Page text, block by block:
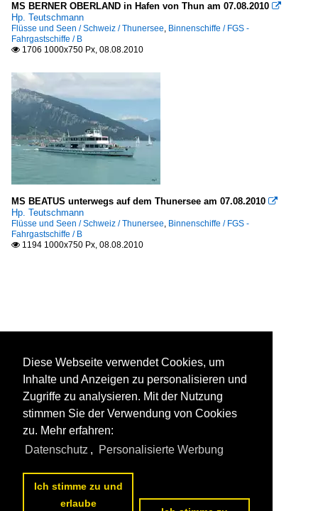
MS BERNER OBERLAND in Hafen von Thun am 07.08.2010 
Hp. Teutschmann
Flüsse und Seen / Schweiz / Thunersee, Binnenschiffe / FGS -
Fahrgastschiffe / B
 1706 1000x750 Px, 08.08.2010
MS BEATUS unterwegs auf dem Thunersee am 07.08.2010 
Hp. Teutschmann
Flüsse und Seen / Schweiz / Thunersee, Binnenschiffe / FGS -
Fahrgastschiffe / B
 1194 1000x750 Px, 08.08.2010
Diese Webseite verwendet Cookies, um
Inhalte und Anzeigen zu personalisieren und
Zugriffe zu analysieren. Mit der Nutzung
stimmen Sie der Verwendung von Cookies
zu. Mehr erfahren:
Datenschutz , Personalisierte Werbung
Ich stimme zu und
erlaube